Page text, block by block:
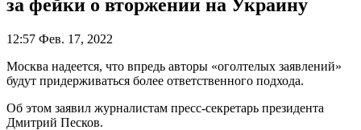
за фейки о вторжении на Украину
12:57 Фев. 17, 2022
Москва надеется, что впредь авторы «оголтелых заявлений»
будут придерживаться более ответственного подхода.
Об этом заявил журналистам пресс-секретарь президента
Дмитрий Песков.